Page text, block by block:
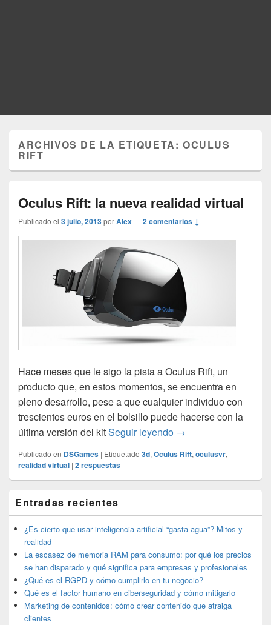
ARCHIVOS DE LA ETIQUETA:OCULUS
RIFT
Oculus Rift: la nueva realidad virtual
Publicado el 3 julio, 2013porAlex—2 comentarios ↓
Hace meses que le sigo la pista a Oculus Rift, un
producto que, en estos momentos, se encuentra en
pleno desarrollo, pese a que cualquier individuo con
trescientos euros en el bolsillo puede hacerse con la
última versión del kitSeguir leyendo Oculus Rift: la nueva
→
Publicado en DSGames | Etiquetado 3d, Oculus Rift, oculusvr,
realidad virtual | 2respuestas
área
de
widget
barra
lateral
primaria
Entradas recientes
¿Es cierto que usar inteligencia artificial “gasta agua”? Mitos y
realidad
La escasez de memoria RAM para consumo: por qué los precios
se han disparado y qué significa para empresas y profesionales
¿Qué es el RGPD y cómo cumplirlo en tu negocio?
Qué es el factor humano en ciberseguridad y cómo mitigarlo
Marketing de contenidos: cómo crear contenido que atraiga
clientes